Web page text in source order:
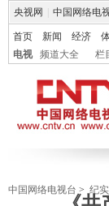
央视网 中国网络电
首页 新闻 经济
电视
频道大全 栏
中国网络电视台 > 纪